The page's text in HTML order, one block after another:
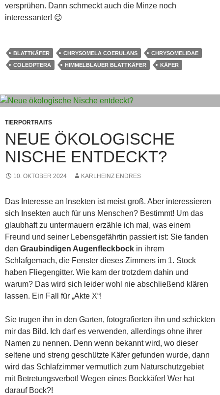
versprühen. Dann schmeckt auch die Minze noch
interessanter! 😉
BLATTKÄFER CHRYSOMELA COERULANS
CHRYSOMELIDAE
COLEOPTERA
HIMMELBLAUER BLATTKÄFER KÄFER
TIERPORTRAITS
NEUE ÖKOLOGISCHE
NISCHE ENTDECKT?
10. OKTOBER 2024 KARLHEINZ ENDRES
Das Interesse an Insekten ist meist groß. Aber interessieren
sich Insekten auch für uns Menschen? Bestimmt! Um das
glaubhaft zu untermauern erzähle ich mal, was einem
Freund und seiner Lebensgefährtin passiert ist: Sie fanden
den Graubindigen Augenfleckbock in ihrem
Schlafgemach, die Fenster dieses Zimmers im 1. Stock
haben Fliegengitter. Wie kam der trotzdem dahin und
warum? Das wird sich leider wohl nie abschließend klären
lassen. Ein Fall für „Akte X“!
Sie trugen ihn in den Garten, fotografierten ihn und schickten
mir das Bild. Ich darf es verwenden, allerdings ohne ihrer
Namen zu nennen. Denn wenn bekannt wird, wo dieser
seltene und streng geschützte Käfer gefunden wurde, dann
wird das Schlafzimmer vermutlich zum Naturschutzgebiet
mit Betretungsverbot! Wegen eines Bockkäfer! Wer hat
darauf Bock?!